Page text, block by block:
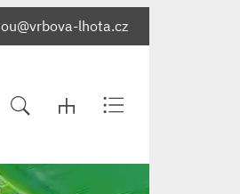
ou@vrbova-lhota.cz